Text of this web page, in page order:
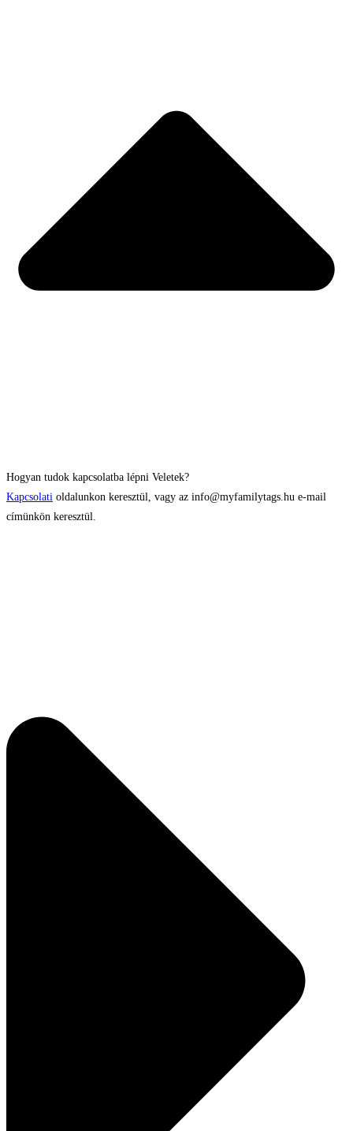
Hogyan tudok kapcsolatba lépni Veletek?
Kapcsolati oldalunkon keresztül, vagy az info@myfamilytags.hu e-mail
címünkön keresztül.